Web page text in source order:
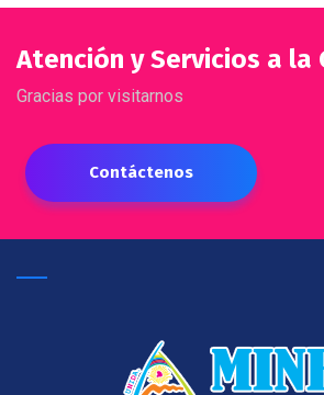
Atención y Servicios a la
Gracias por visitarnos
Contáctenos